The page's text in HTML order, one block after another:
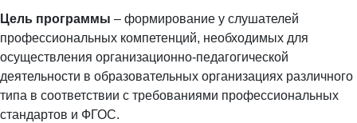
Цель программы – формирование у слушателей
профессиональных компетенций, необходимых для
осуществления организационно-педагогической
деятельности в образовательных организациях различного
типа в соответствии с требованиями профессиональных
стандартов и ФГОС.